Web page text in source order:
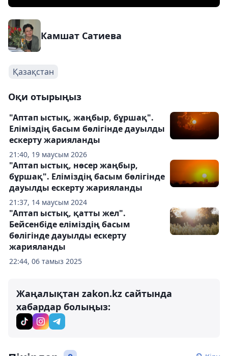
Камшат Сатиева
Қазақстан
Оқи отырыңыз
21:40, 19 маусым 2026
"Аптап ыстық, жаңбыр, бұршақ".
Еліміздің басым бөлігінде дауылды
ескерту жарияланды
21:37, 14 маусым 2024
"Аптап ыстық, нөсер жаңбыр,
бұршақ". Еліміздің басым бөлігінде
дауылды ескерту жарияланды
22:44, 06 тамыз 2025
"Аптап ыстық, қатты жел".
Бейсенбіде еліміздің басым
бөлігінде дауылды ескерту
жарияланды
Жаңалықтан zakon.kz сайтында
хабардар болыңыз: